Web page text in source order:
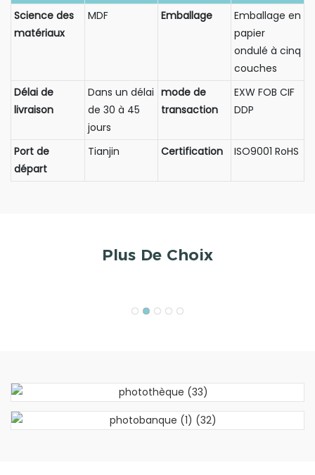
Science des
matériaux
MDF Emballage
Emballage en
papier
ondulé à cinq
couches
Délai de
livraison
Dans un délai
de 30 à 45
jours
mode de
transaction
EXW FOB CIF
DDP
Port de
départ
Tianjin Certification ISO9001 RoHS
Plus De Choix